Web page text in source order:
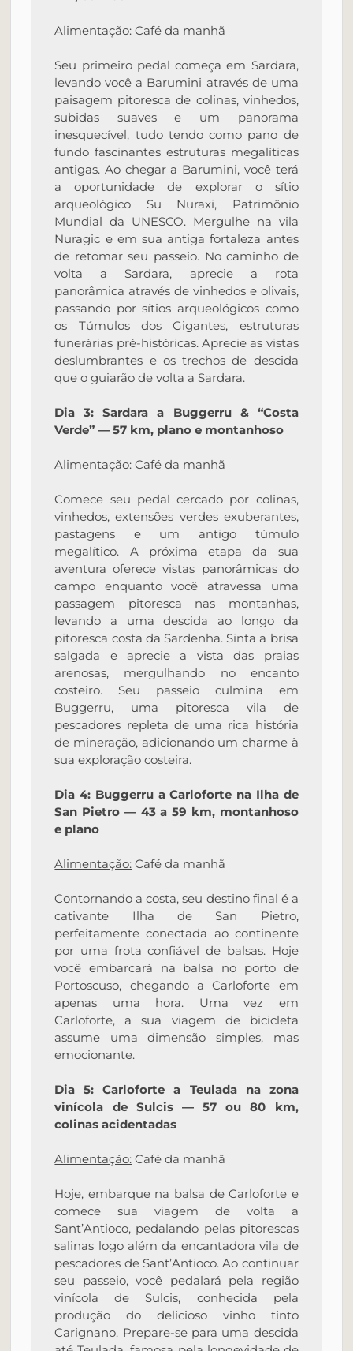
Alimentação: Café da manhã
Seu primeiro pedal começa em Sardara,
levando você a Barumini através de uma
paisagem pitoresca de colinas, vinhedos,
subidas suaves e um panorama
inesquecível, tudo tendo como pano de
fundo fascinantes estruturas megalíticas
antigas. Ao chegar a Barumini, você terá
a oportunidade de explorar o sítio
arqueológico Su Nuraxi, Patrimônio
Mundial da UNESCO. Mergulhe na vila
Nuragic e em sua antiga fortaleza antes
de retomar seu passeio. No caminho de
volta a Sardara, aprecie a rota
panorâmica através de vinhedos e olivais,
passando por sítios arqueológicos como
os Túmulos dos Gigantes, estruturas
funerárias pré-históricas. Aprecie as vistas
deslumbrantes e os trechos de descida
que o guiarão de volta a Sardara.
Dia 3: Sardara a Buggerru & “Costa
Verde” — 57 km, plano e montanhoso
Alimentação: Café da manhã
Comece seu pedal cercado por colinas,
vinhedos, extensões verdes exuberantes,
pastagens e um antigo túmulo
megalítico. A próxima etapa da sua
aventura oferece vistas panorâmicas do
campo enquanto você atravessa uma
passagem pitoresca nas montanhas,
levando a uma descida ao longo da
pitoresca costa da Sardenha. Sinta a brisa
salgada e aprecie a vista das praias
arenosas, mergulhando no encanto
costeiro. Seu passeio culmina em
Buggerru, uma pitoresca vila de
pescadores repleta de uma rica história
de mineração, adicionando um charme à
sua exploração costeira.
Dia 4: Buggerru a Carloforte na Ilha de
San Pietro — 43 a 59 km, montanhoso
e plano
Alimentação: Café da manhã
Contornando a costa, seu destino final é a
cativante Ilha de San Pietro,
perfeitamente conectada ao continente
por uma frota confiável de balsas. Hoje
você embarcará na balsa no porto de
Portoscuso, chegando a Carloforte em
apenas uma hora. Uma vez em
Carloforte, a sua viagem de bicicleta
assume uma dimensão simples, mas
emocionante.
Dia 5: Carloforte a Teulada na zona
vinícola de Sulcis — 57 ou 80 km,
colinas acidentadas
Alimentação: Café da manhã
Hoje, embarque na balsa de Carloforte e
comece sua viagem de volta a
Sant’Antioco, pedalando pelas pitorescas
salinas logo além da encantadora vila de
pescadores de Sant’Antioco. Ao continuar
seu passeio, você pedalará pela região
vinícola de Sulcis, conhecida pela
produção do delicioso vinho tinto
Carignano. Prepare-se para uma descida